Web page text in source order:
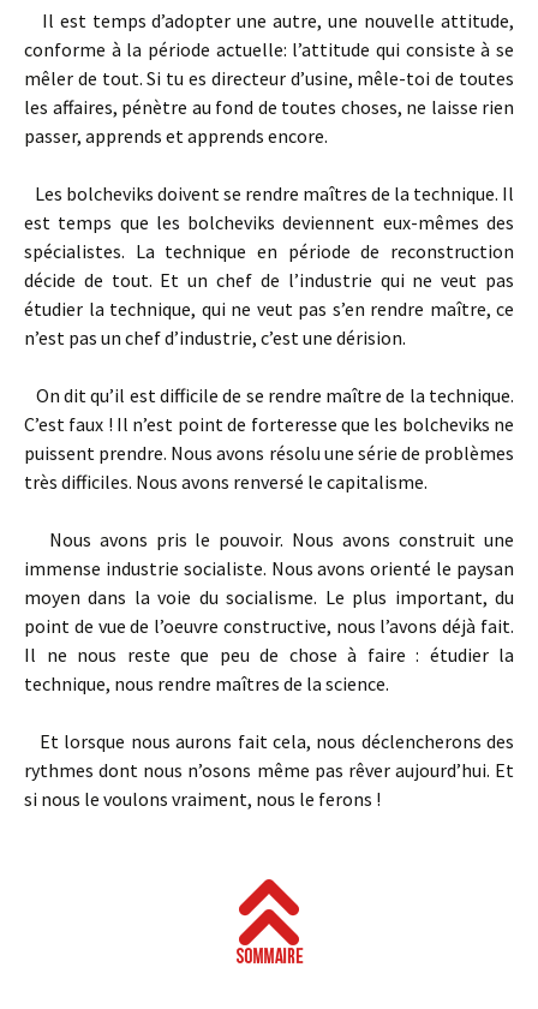
Il est temps d’adopter une autre, une nouvelle attitude,
conforme à la période actuelle: l’attitude qui consiste à se
mêler de tout. Si tu es directeur d’usine, mêle­-toi de toutes
les affaires, pénètre au fond de toutes choses, ne laisse rien
passer, apprends et apprends encore.
Les bolcheviks doivent se rendre maîtres de la technique. Il
est temps que les bolcheviks deviennent eux­-mêmes des
spécialistes. La technique en période de reconstruction
décide de tout. Et un chef de l’industrie qui ne veut pas
étudier la technique, qui ne veut pas s’en rendre maître, ce
n’est pas un chef d’industrie, c’est une dérision.
On dit qu’il est difficile de se rendre maître de la technique.
C’est faux ! Il n’est point de forteresse que les bolcheviks ne
puissent prendre. Nous avons résolu une série de problèmes
très difficiles. Nous avons renversé le capitalisme.
Nous avons pris le pouvoir. Nous avons construit une
immense industrie socialiste. Nous avons orienté le paysan
moyen dans la voie du socialisme. Le plus important, du
point de vue de l’oeuvre constructive, nous l’avons déjà fait.
Il ne nous reste que peu de chose à faire : étudier la
technique, nous rendre maîtres de la science.
Et lorsque nous aurons fait cela, nous déclencherons des
rythmes dont nous n’osons même pas rêver aujourd’hui. Et
si nous le voulons vraiment, nous le ferons !